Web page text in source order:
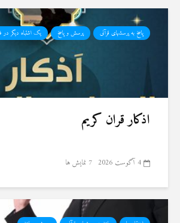
پاسخ به پرسشهای قرآنی پرسش و پاسخ یک اشتباه دیگر در
اذکار قران کریم
4 آگوست 2026 7 نمایش ها